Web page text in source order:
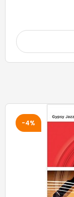
-4%